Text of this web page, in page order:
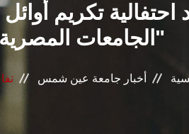
تكريم
الجامعات المصرية"
أخبار جامعة عين شمس